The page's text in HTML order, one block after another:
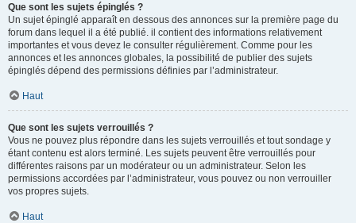
Que sont les sujets épinglés ?
Un sujet épinglé apparaît en dessous des annonces sur la première page du
forum dans lequel il a été publié. il contient des informations relativement
importantes et vous devez le consulter régulièrement. Comme pour les
annonces et les annonces globales, la possibilité de publier des sujets
épinglés dépend des permissions définies par l’administrateur.
Haut
Que sont les sujets verrouillés ?
Vous ne pouvez plus répondre dans les sujets verrouillés et tout sondage y
étant contenu est alors terminé. Les sujets peuvent être verrouillés pour
différentes raisons par un modérateur ou un administrateur. Selon les
permissions accordées par l’administrateur, vous pouvez ou non verrouiller
vos propres sujets.
Haut